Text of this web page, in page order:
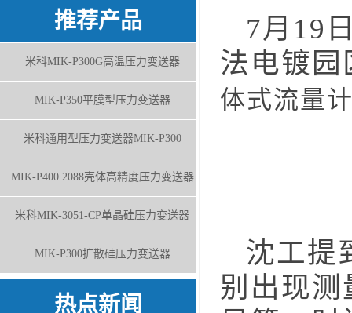
推荐产品
米科MIK-P300G高温压力变送器
MIK-P350平膜型压力变送器
米科通用型压力变送器MIK-P300
MIK-P400 2088壳体高精度压力变送器
米科MIK-3051-CP单晶硅压力变送器
MIK-P300扩散硅压力变送器
热点新闻
7月19
法电镀园
体式流量
沈工提
别出现